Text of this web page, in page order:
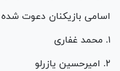
اسامی بازیکنان دعوت
۱. محمد غفاری
۲. امیرحسین یازرلو